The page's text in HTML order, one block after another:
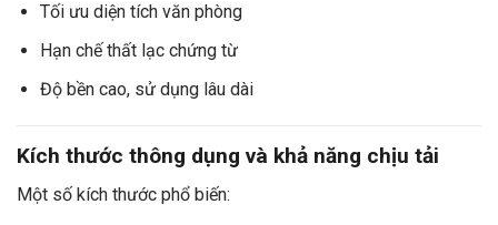
Tối ưu diện tích văn phòng
Hạn chế thất lạc chứng từ
Độ bền cao, sử dụng lâu dài
Kích thước thông dụng và khả năng chịu tải
Một số kích thước phổ biến: